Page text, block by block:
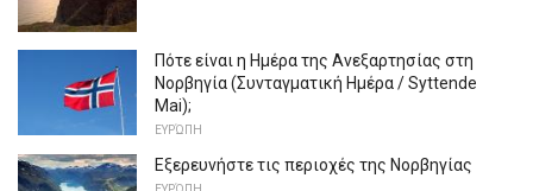
Πότε είναι η Ημέρα της Ανεξαρτησίας στη
Νορβηγία (Συνταγματική Ημέρα / Syttende
Mai);
ΕΥΡΏΠΗ
Εξερευνήστε τις περιοχές της Νορβηγίας